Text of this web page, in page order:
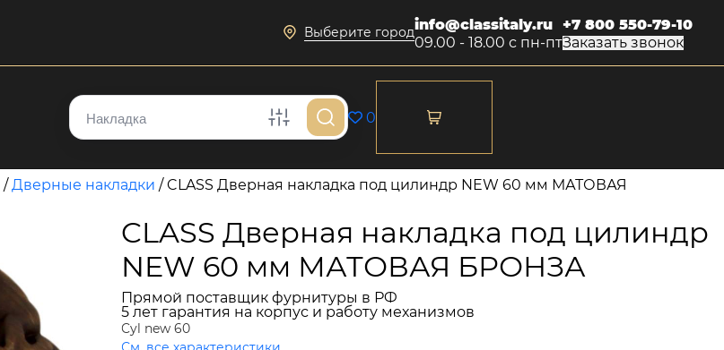
Выберите городinfo@classitaly.ru
09.00 - 18.00 с пн-пт
+7 800 550-79-10
Заказать звонок
0
/Дверные накладки /CLASS Дверная накладка под цилиндр NEW 60 мм МАТОВАЯ
CLASS Дверная накладка под цилиндр
NEW 60 мм МАТОВАЯ БРОНЗА
Прямой поставщик фурнитуры в РФ
5 лет гарантия на корпус и работу механизмов
Cyl new 60